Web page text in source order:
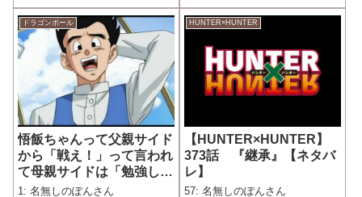
ドラゴンボール
悟飯ちゃんって父親サイド
から「戦え！」って言われ
て母親サイドは「勉強し
ろ！」って言われた結果
1: 名無しのぽんさん
HUNTER×HUNTER
【HUNTER×HUNTER】
373話 『継承』【ネタバ
レ】
57: 名無しのぽんさん